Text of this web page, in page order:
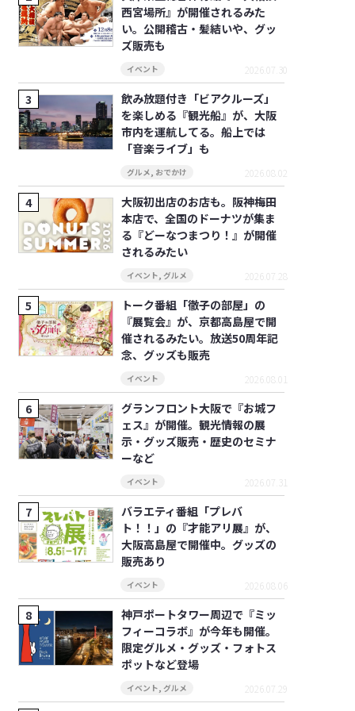
西宮場所』が開催されるみた
い。公開稽古・髪結いや、グッ
ズ販売も
イベント 2026.07.30
飲み放題付き「ビアクルーズ」
を楽しめる『観光船』が、大阪
市内を運航してる。船上では
「音楽ライブ」も
グルメ, おでかけ 2026.08.02
大阪初出店のお店も。阪神梅田
本店で、全国のドーナツが集ま
る『どーなつまつり！』が開催
されるみたい
イベント,グルメ 2026.07.28
トーク番組「徹子の部屋」の
『展覧会』が、京都高島屋で開
催されるみたい。放送50周年記
念、グッズも販売
イベント 2026.08.01
グランフロント大阪で『お城フ
ェス』が開催。観光情報の展
示・グッズ販売・歴史のセミナ
ーなど
イベント 2026.07.31
バラエティ番組「プレバ
ト！！」の『才能アリ展』が、
大阪高島屋で開催中。グッズの
販売あり
イベント 2026.08.06
神戸ポートタワー周辺で『ミッ
フィーコラボ』が今年も開催。
限定グルメ・グッズ・フォトス
ポットなど登場
イベント,グルメ 2026.07.29